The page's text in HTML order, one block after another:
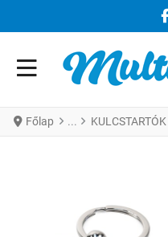
Főlap KULCSTARTÓK